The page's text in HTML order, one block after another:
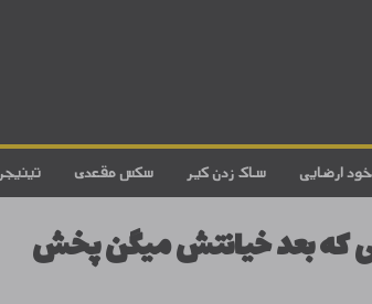
تینیجر سکس مقعدی ساک زدن کیر خود ارضایی
که بعد خیانتش میگن پخش